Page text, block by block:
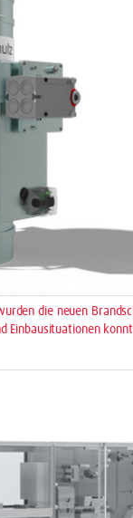
die neuen
Einbausituationen